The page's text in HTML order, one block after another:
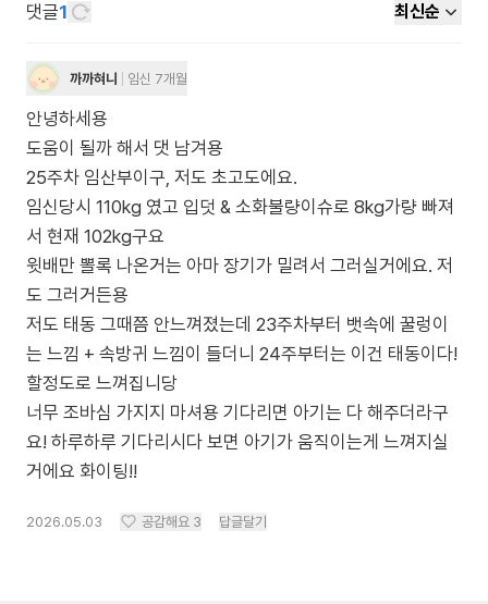
댓글1 최신순
까까혀니 임신 7개월
안녕하세용
도움이 될까 해서 댓 남겨용
25주차 임산부이구, 저도 초고도에요.
임신당시 110kg 였고 입덧 & 소화불량이슈로 8kg가량 빠져
서 현재 102kg구요
윗배만 뽈록 나온거는 아마 장기가 밀려서 그러실거에요. 저
도 그러거든용
저도 태동 그때쯤 안느껴졌는데 23주차부터 뱃속에 꿀렁이
는 느낌 + 속방귀 느낌이 들더니 24주부터는 이건 태동이다!
할정도로 느껴집니당
너무 조바심 가지지 마셔용 기다리면 아기는 다 해주더라구
요! 하루하루 기다리시다 보면 아기가 움직이는게 느껴지실
거에요 화이팅!!
2026.05.03 공감해요 3 답글달기